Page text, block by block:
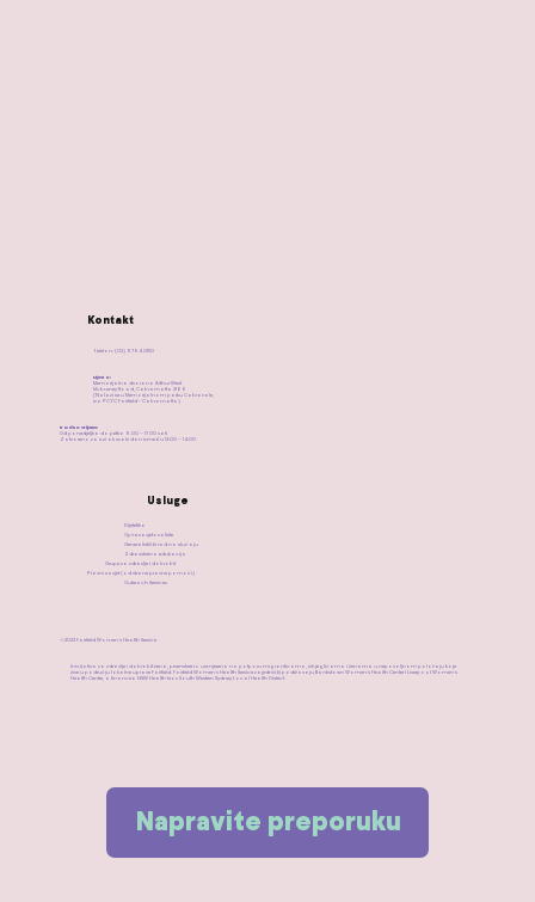
Kontakt
Telefon: (02) 9794 0150
Mjesto:
Memorijalna dvorana Arthur West
Mcburney Road, Cabramatta 2166
(Nalazi se u Memorijalnom parku Cabravale,
iza PCYC Fairfield - Cabramatta)
​Radno vrijeme:
Od ponedjeljka do petka 9.00 – 17.00 sati
Zatvoreno za ručak svaki dan između 13:00 – 14:00
Usluge
Dijetetika
Opće savjetovalište
Generalistički rad na slučaju
Zdravstvena edukacija
Grupe za zdravlje i dobrobit
Pravni savjet (od strane pravne pomoći)
Outreach Services
Inicijativa za zdravlje i dobrobit žena, prvenstveno usmjerena na potporu migranticama, izbjeglicama i ženama u nepovoljnom položaju koje
žive u području lokalne uprave Fairfield. Fairfield Women's Health Service zajednički podržavaju Bankstown Women's Health Center i Liverpool Women's
Health Centre, a financira NSW Health kroz South Western Sydney Local Health District.
©2023 Fairfield Women's Health Service
Napravite preporuku